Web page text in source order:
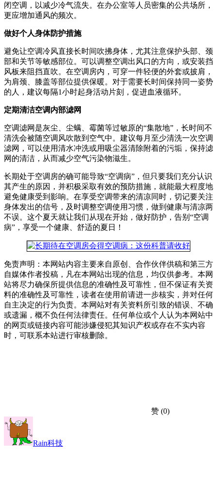
闭空调，以减少冷气流失。在办公室等人员密集的公共场所，
更应增加通风的频次。
做好个人身体防护措施
避免让空调冷风直接长时间吹拂身体，尤其注意保护头部、颈
部和关节等敏感部位。可以调整空调出风口的方向，或安装挡
风板来阻挡直吹。在空调房内，可穿一件轻便的外套或披肩，
为肩颈、膝盖等部位提供保暖。对于需要长时间保持同一姿势
的人，建议每隔1小时起身活动片刻，促进血液循环。
定期清洁空调内部滤网
空调滤网是灰尘、尘螨、霉菌等过敏原的“集散地”，长时间不
清洗会被随空调风吹散到空气中。建议每月至少清洗一次空调
滤网，可以使用清水冲洗或用吸尘器清除附着的污垢，保持滤
网的清洁，从而减少空气污染物滋生。
长期处于空调房的确可能导致“空调病”，但只要我们充分认识
其产生的原因，并积极采取有效的预防措施，就能最大程度地
避免健康受到影响。在享受空调带来的清凉同时，切记要关注
身体发出的信号，及时调整空调使用习惯，做到健康与清凉两
不误。这个夏天就让我们从现在开始，做好防护，告别“空调
病”，享受一个健康、舒适的夏日！
免责声明：本网站内容主要来自原创、合作伙伴供稿和第三方
自媒体作者投稿，凡在本网站出现的信息，均仅供参考。本网
站将尽力确保所提供信息的准确性及可靠性，但不保证有关资
料的准确性及可靠性，读者在使用前请进一步核实，并对任何
自主决定的行为负责。本网站对有关资料所引致的错误、不确
或遗漏，概不负任何法律责任。任何单位或个人认为本网站中
的网页或链接内容可能涉嫌侵犯其知识产权或存在不实内容
时，可联系本站进行审核删除。
赞 (0)
Rain科技